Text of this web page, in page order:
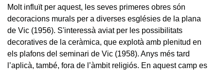
Molt influït per aquest, les seves primeres obres són
decoracions murals per a diverses esglésies de la plana
de Vic (1956). S'interessà aviat per les possibilitats
decoratives de la ceràmica, que explotà amb plenitud en
els plafons del seminari de Vic (1958). Anys més tard
l’aplicà, també, fora de l’àmbit religiós. En aquest camp es